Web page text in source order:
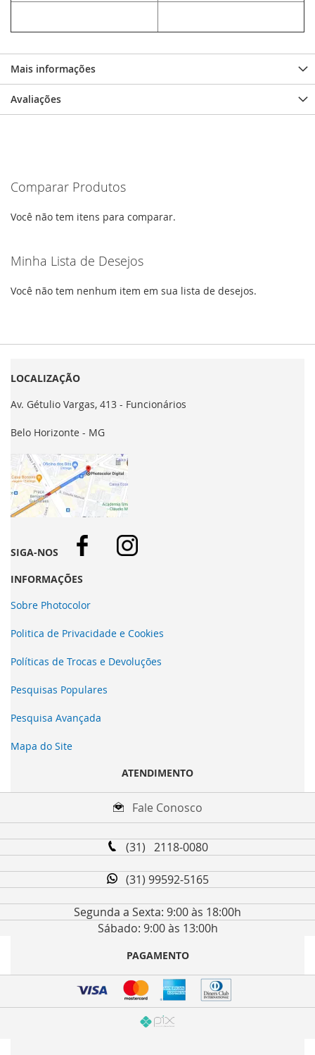
Mais informações
Avaliações
Comparar Produtos
Você não tem itens para comparar.
Minha Lista de Desejos
Você não tem nenhum item em sua lista de desejos.
LOCALIZAÇÃO
Av. Gétulio Vargas, 413 - Funcionários
Belo Horizonte - MG
SIGA-NOS
INFORMAÇÕES
Sobre Photocolor
Politica de Privacidade e Cookies
Políticas de Trocas e Devoluções
Pesquisas Populares
Pesquisa Avançada
Mapa do Site
ATENDIMENTO
Fale Conosco
(31) 2118-0080
(31) 99592-5165
Segunda a Sexta: 9:00 às 18:00h
Sábado: 9:00 às 13:00h
PAGAMENTO